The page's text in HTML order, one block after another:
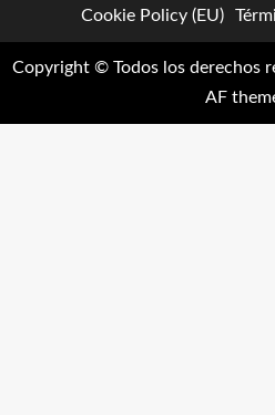
Cookie Policy (EU)
Copyright © Todos los derechos
AF